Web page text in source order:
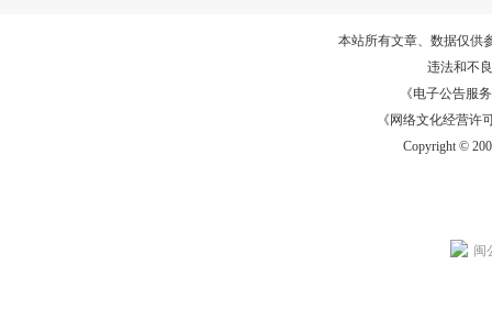
本站所有文章、数据仅供
违法和不
《电子公告服务
《网络文化经营许
Copyright ©
闽